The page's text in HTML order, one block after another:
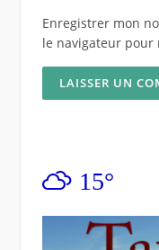
Enregistrer mon
le navigateur pour
15°